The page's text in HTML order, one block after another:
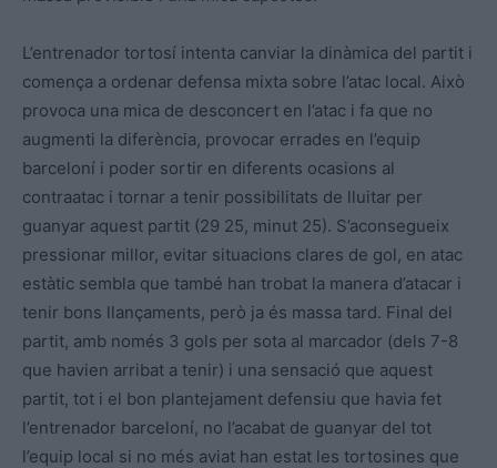
L’entrenador tortosí intenta canviar la dinàmica del partit i
comença a ordenar defensa mixta sobre l’atac local. Això
provoca una mica de desconcert en l’atac i fa que no
augmenti la diferència, provocar errades en l’equip
barceloní i poder sortir en diferents ocasions al
contraatac i tornar a tenir possibilitats de lluitar per
guanyar aquest partit (29 25, minut 25). S’aconsegueix
pressionar millor, evitar situacions clares de gol, en atac
estàtic sembla que també han trobat la manera d’atacar i
tenir bons llançaments, però ja és massa tard. Final del
partit, amb només 3 gols per sota al marcador (dels 7-8
que havien arribat a tenir) i una sensació que aquest
partit, tot i el bon plantejament defensiu que havia fet
l’entrenador barceloní, no l’acabat de guanyar del tot
l’equip local si no més aviat han estat les tortosines que